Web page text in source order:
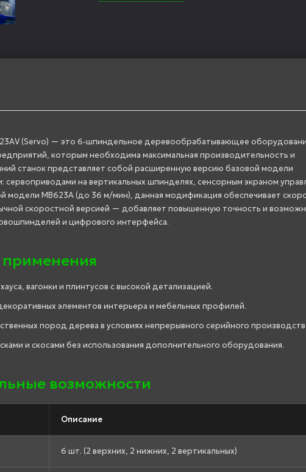
(Servo) — это 6-шпиндельное деревообрабатывающее
которым необходима максимальная производительность и
станок представляет собой расширенную версию базовой модели
на вертикальных шпинделях, сенсорным экраном
модели MB623A (до 36 м/мин), данная модификация обеспечивает
скоростной версией — добавляет повышенную точность и
и цифрового интерфейса.
применения
вагонки и плинтусов с высокой детализацией.
элементов интерьера и мебельных профилей.
пород дерева в условиях непрерывного серийного
и скосами без использования дополнительного оборудования.
возможности
Описание
6 шт. (2 верхних, 2 нижних, 2 вертикальных)